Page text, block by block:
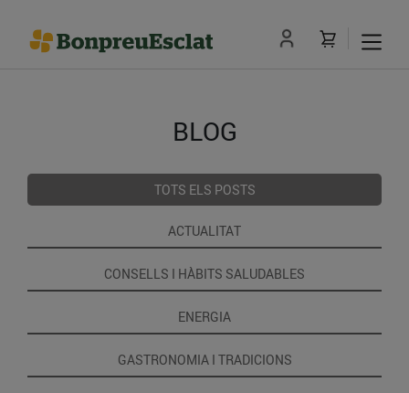
BLOG
TOTS ELS POSTS
ACTUALITAT
CONSELLS I HÀBITS SALUDABLES
ENERGIA
GASTRONOMIA I TRADICIONS